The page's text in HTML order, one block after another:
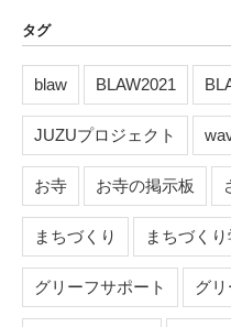
タグ
blaw BLAW2021
JUZUプロジェクト
お寺 お寺の掲示板
まちづくり まちづく
グリーフサポート グ